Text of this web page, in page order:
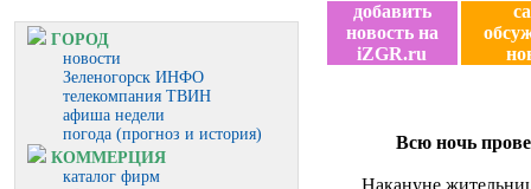
ГОРОД
новости
Зеленогорск ИНФО
телекомпания ТВИН
афиша недели
погода (прогноз и история)
КОММЕРЦИЯ
каталог фирм
добавить
новость на
iZGR.ru
Всю ночь
Накануне